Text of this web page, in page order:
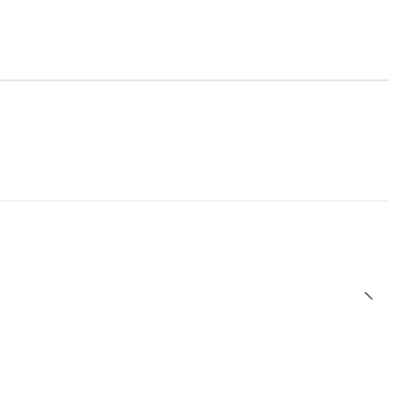
y detalles del entorno con buena definición tanto
mejor el peso, mientras que su cinta ajustable
Flip-to-Mute